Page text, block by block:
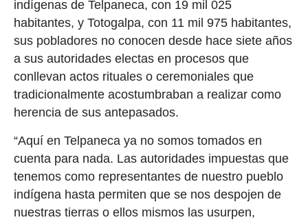
indígenas de Telpaneca, con 19 mil 025
habitantes, y Totogalpa, con 11 mil 975 habitantes,
sus pobladores no conocen desde hace siete años
a sus autoridades electas en procesos que
conllevan actos rituales o ceremoniales que
tradicionalmente acostumbraban a realizar como
herencia de sus antepasados.
“Aquí en Telpaneca ya no somos tomados en
cuenta para nada. Las autoridades impuestas que
tenemos como representantes de nuestro pueblo
indígena hasta permiten que se nos despojen de
nuestras tierras o ellos mismos las usurpen,